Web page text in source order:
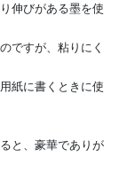
伸びがある墨を使
ですが、粘りにく
紙に書くときに使
と、豪華でありが